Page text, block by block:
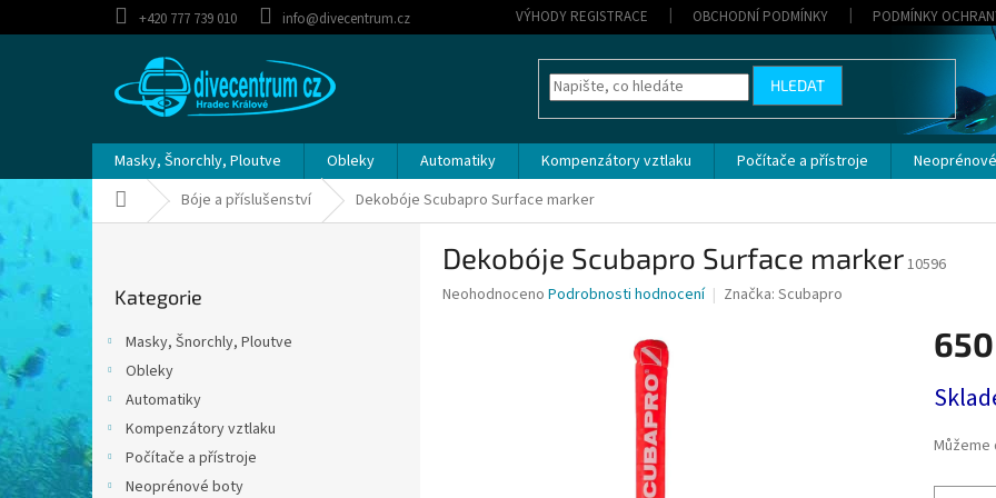
na
+420 777 739 010 info@divecentrum.cz VÝHODY REGISTRACE OBCHODNÍ PODMÍNKY PODMÍNKY
HLEDAT
Masky, Šnorchly, Ploutve Obleky Automatiky Kompenzátory vztlaku Počítače a přístroje
Domů Bóje a příslušenství Dekobóje Scubapro Surface marker
í
p
kategorie
Kategorie
Masky, Šnorchly, Ploutve
Obleky
Automatiky
Kompenzátory vztlaku
Počítače a přístroje
Neoprénové boty
Dekobóje Scubapro Surface marker10596
Průměrné
Neohodnoceno Podrobnosti hodnocení Značka: Scubapro
cena:
Můžeme